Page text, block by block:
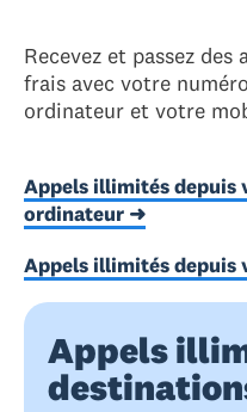
Recevez et passez
frais avec votre
ordinateur et votre
Appels illimités depuis
ordinateur ➜
Appels illimités depuis
Appels